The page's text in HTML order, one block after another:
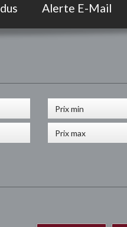
Alerte E-Mail